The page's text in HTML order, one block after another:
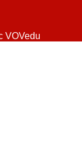
VOVedu